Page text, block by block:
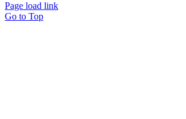
Page load link
Go to Top